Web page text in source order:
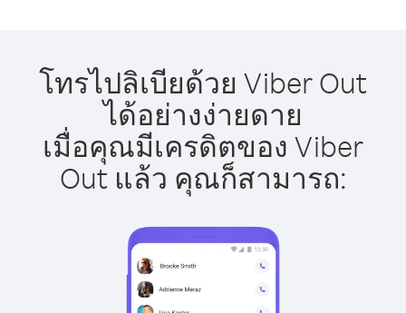
โทรไปลิเบียด้วย Viber Out
ได้อย่างง่ายดาย
เมื่อคุณมีเครดิตของ Viber
Out แล้ว คุณก็สามารถ: